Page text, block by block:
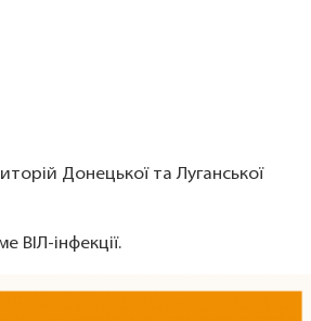
Донецької та Луганської
ВІЛ-інфекції.